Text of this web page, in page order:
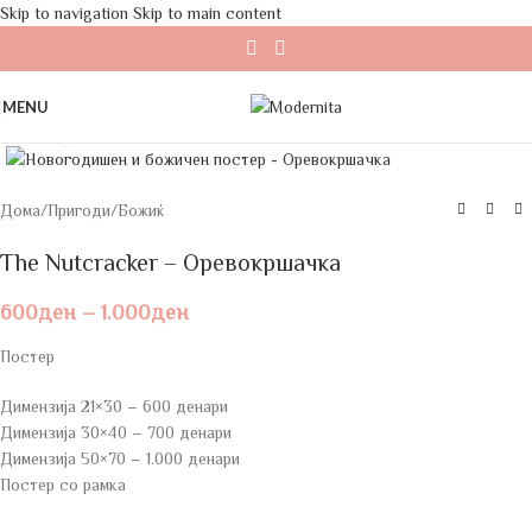
Skip to navigation Skip to main content
MENU
Дома/Пригоди/Божиќ
The Nutcracker – Оревокршачка
600ден – 1.000ден
Постер
Димензија 21×30 – 600 денари
Димензија 30×40 – 700 денари
Димензија 50×70 – 1.000 денари
Постер со рамка